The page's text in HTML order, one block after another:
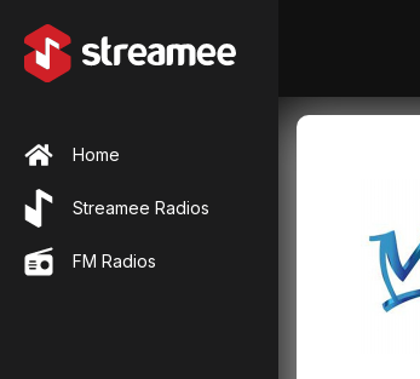
Home
Streamee Radios
FM Radios